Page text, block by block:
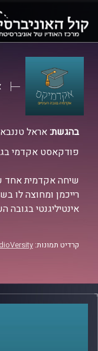
בהגשת:אראל
פודקאסט אקדמי
שיחה אקדמית אחד
רייכמן ומחוצה לו
אינטיליגנטי בגובה
קרדיט תמונות: